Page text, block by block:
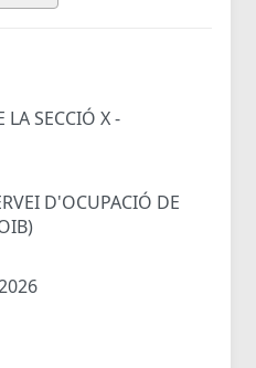
LA SECCIÓ X -
D'OCUPACIÓ DE